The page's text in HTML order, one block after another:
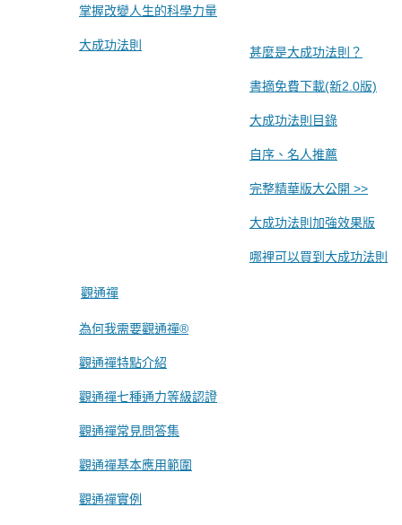
掌握改變人生的科學力量
大成功法則 甚麼是大成功法則？
書摘免費下載(新2.0版)
大成功法則目錄
自序、名人推薦
完整精華版大公開 >>
大成功法則加強效果版
哪裡可以買到大成功法則
觀通禪
為何我需要觀通禪®
觀通禪特點介紹
觀通禪七種通力等級認證
觀通禪常見問答集
觀通禪基本應用範圍
觀通禪實例